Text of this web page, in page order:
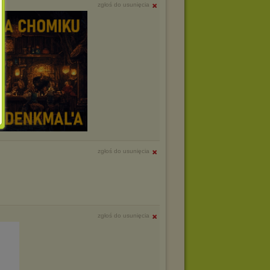
zgłoś do usunięcia
zgłoś do usunięcia
zgłoś do usunięcia